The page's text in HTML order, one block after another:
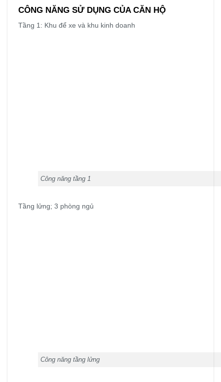
CÔNG NĂNG SỬ DỤNG CỦA CĂN HỘ
Tầng 1: Khu để xe và khu kinh doanh
Công năng tầng 1
Tầng lửng; 3 phòng ngủ
Công năng tầng lửng